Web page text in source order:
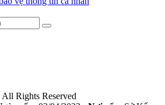
Rights Reserved